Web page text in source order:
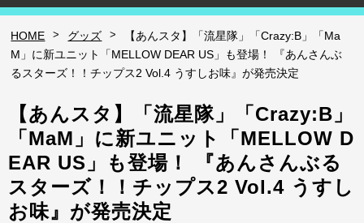
HOME > グッズ >
【あんスタ】「流星隊」「Crazy:B」「Ma
M」に新ユニット「MELLOW DEAR US」も登場！ 『あんさんぶ
るスターズ！！チップス2 Vol.4 うすしお味』が発売決定
【あんスタ】「流星隊」「Crazy:B」
「MaM」に新ユニット「MELLOW D
EAR US」も登場！ 『あんさんぶる
スターズ！！チップス2 Vol.4 うすし
お味』が発売決定